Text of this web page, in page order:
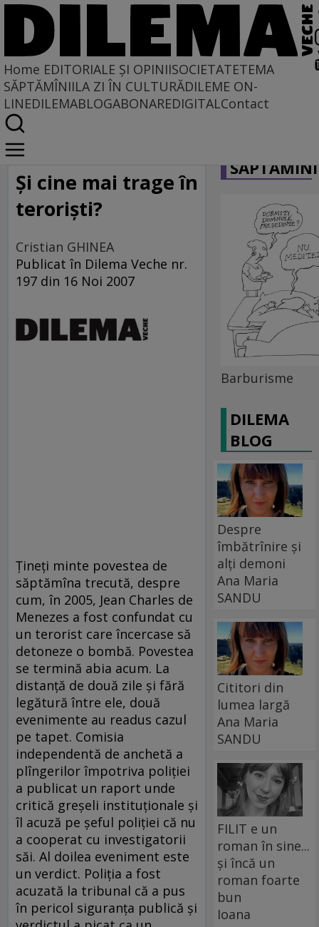
Home EDITORIALE ȘI OPINIISOCIETATETEMA
SĂPTĂMÎNIILA ZI ÎN CULTURĂDILEME ON-
LINEDILEMABLOGABONAREDIGITALContact
Home
Locuri comune
Şi cine mai trage în
terorişti?
Cristian GHINEA
Publicat în Dilema Veche nr.
197 din 16 Noi 2007
Ţineţi minte povestea de
săptămîna trecută, despre
cum, în 2005, Jean Charles de
Menezes a fost confundat cu
un terorist care încercase să
detoneze o bombă. Povestea
se termină abia acum. La
distanţă de două zile şi fără
legătură între ele, două
evenimente au readus cazul
pe tapet. Comisia
independentă de anchetă a
plîngerilor împotriva poliţiei
a publicat un raport unde
critică greşeli instituţionale şi
îl acuză pe şeful poliţiei că nu
a cooperat cu investigatorii
săi. Al doilea eveniment este
un verdict. Poliţia a fost
acuzată la tribunal că a pus
în pericol siguranţa publică şi
Barburisme
DILEMA
BLOG
Despre
îmbătrînire și
alți demoni
Ana Maria
SANDU
Cititori din
lumea largă
Ana Maria
SANDU
FILIT e un
roman în sine...
și încă un
roman foarte
bun
Ioana